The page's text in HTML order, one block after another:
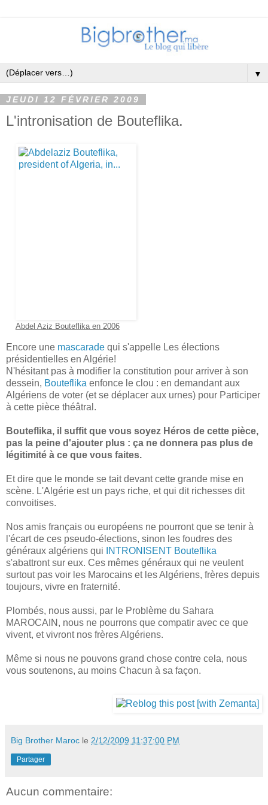
▼
JEUDI 12 FÉVRIER 2009
L'intronisation de Bouteflika.
Abdel Aziz Bouteflika en 2006
Encore une mascarade qui s'appelle Les élections
présidentielles en Algérie!
N'hésitant pas à modifier la constitution pour arriver à son
dessein, Bouteflika enfonce le clou : en demandant aux
Algériens de voter (et se déplacer aux urnes) pour Participer
à cette pièce théâtral.
Bouteflika, il suffit que vous soyez Héros de cette pièce,
pas la peine d'ajouter plus : ça ne donnera pas plus de
légitimité à ce que vous faites.
Et dire que le monde se tait devant cette grande mise en
scène. L'Algérie est un pays riche, et qui dit richesses dit
convoitises.
Nos amis français ou européens ne pourront que se tenir à
l'écart de ces pseudo-élections, sinon les foudres des
généraux algériens qui
INTRONISENT Bouteflika
s'abattront sur eux. Ces mêmes généraux qui ne veulent
surtout pas voir les Marocains et les Algériens, frères depuis
toujours, vivre en fraternité.
Plombés, nous aussi, par le Problème du Sahara
MAROCAIN, nous ne pourrons que compatir avec ce que
vivent, et vivront nos frères Algériens.
Même si nous ne pouvons grand chose contre cela, nous
vous soutenons, au moins Chacun à sa façon.
Big Brother Maroc le 2/12/2009 11:37:00 PM
Partager
Aucun commentaire: